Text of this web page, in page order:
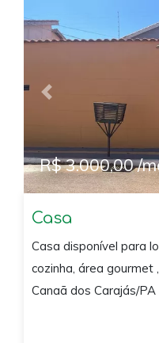
Previous
R$ 3.000,00 /
Casa
Casa disponível para
cozinha, área
Canaã dos Carajás/PA